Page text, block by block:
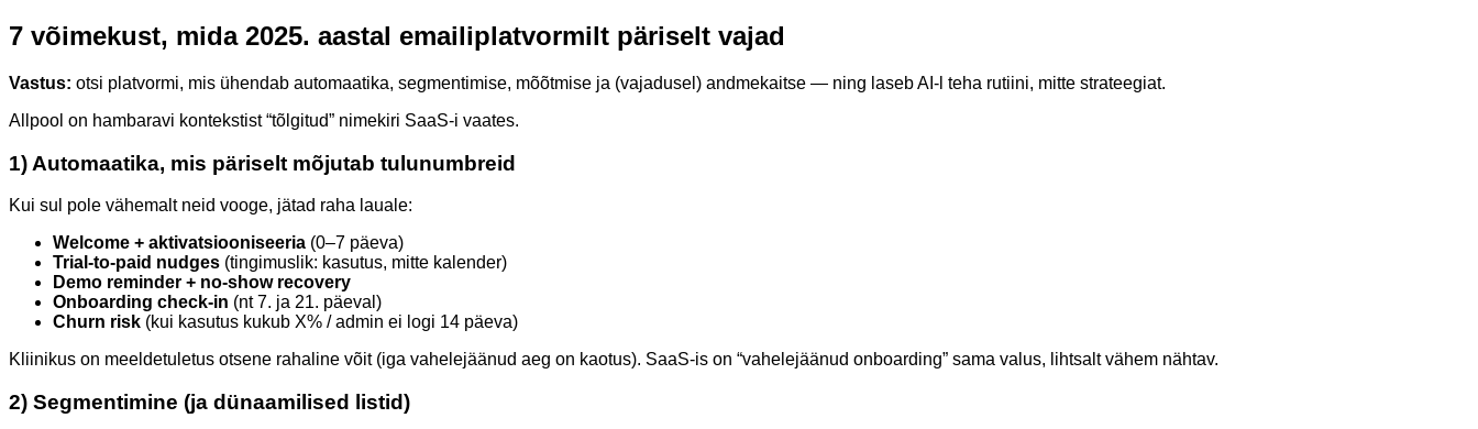
7 võimekust, mida 2025. aastal emailiplatvormilt päriselt vajad
Vastus: otsi platvormi, mis ühendab automaatika, segmentimise, mõõtmise ja (vajadusel) andmekaitse — ning laseb AI-l teha rutiini, mitte strateegiat.
Allpool on hambaravi kontekstist “tõlgitud” nimekiri SaaS-i vaates.
1) Automaatika, mis päriselt mõjutab tulunumbreid
Kui sul pole vähemalt neid vooge, jätad raha lauale:
Welcome + aktivatsiooniseeria (0–7 päeva)
Trial-to-paid nudges (tingimuslik: kasutus, mitte kalender)
Demo reminder + no-show recovery
Onboarding check-in (nt 7. ja 21. päeval)
Churn risk (kui kasutus kukub X% / admin ei logi 14 päeva)
Kliinikus on meeldetuletus otsene rahaline võit (iga vahelejäänud aeg on kaotus). SaaS-is on “vahelejäänud onboarding” sama valus, lihtsalt vähem nähtav.
2) Segmentimine (ja dünaamilised listid)